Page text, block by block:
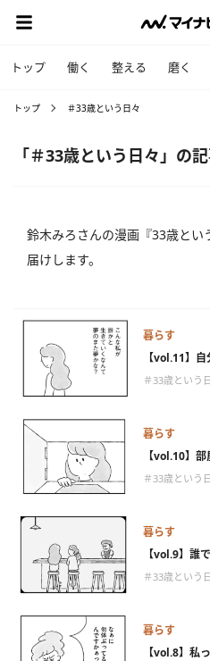
トップ 働く 整える 磨く
トップ ＃33歳という日々
「＃33歳という日々」の
鈴木みろさんの漫画『33歳とい
届けします。
暮らす
【vol.11】
＃33歳という
暮らす
【vol.10】
＃33歳という
暮らす
【vol.9】誰
＃33歳という
暮らす
【vol.8】私